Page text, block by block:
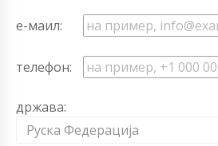
е-маил:
телефон:
држава:
Руска Федерација